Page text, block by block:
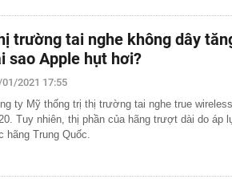
thị trường thẻ tín dụng: Các ngân hàng
sang "may đo" trải nghiệm cho từng khách
giao dịch chuyển khoản 747.500.000 đồng giữa
Hoa và Trần Văn Phúc: 1 người được mời
việc
giảng viên thanh nhạc đắt show nhất Việt Nam: 11
xin lỗi
mét, phát hiện 1,78 triệu tấn kim loại, lập kỷ lục cả
hàng trăm năm
hàng phát sinh 12 giao dịch chuyển khoản liên
trường tai nghe không dây
sao Apple hụt hơi?
01/2021 17:55
ty Mỹ thống trị thị trường tai nghe true
Tuy nhiên, thị phần của hãng trượt dài do áp
hãng Trung Quốc.